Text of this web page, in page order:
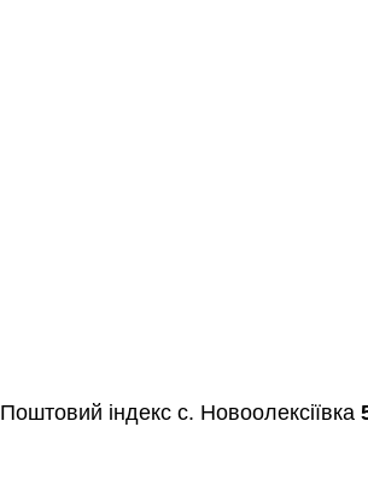
Поштовий індекс с. Новоолексіївка